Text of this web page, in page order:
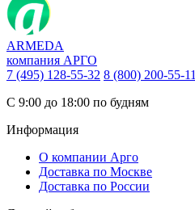
ARMEDA
компания АРГО
7 (495) 128-55-32 8 (800) 200-55-11
С 9:00 до 18:00 по будням
Информация
О компании Арго
Доставка по Москве
Доставка по России